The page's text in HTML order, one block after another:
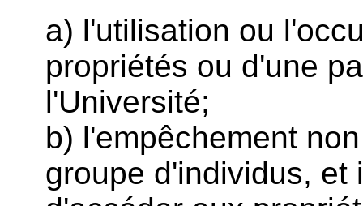
a) l'utilisation ou
propriétés ou d'une
l'Université;
b) l'empêchement
groupe d'individus, et